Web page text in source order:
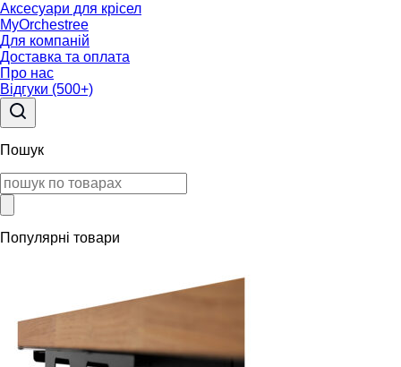
Аксесуари для крісел
MyOrchestree
Для компаній
Доставка та оплата
Про нас
Відгуки (500+)
Пошук
Популярні товари